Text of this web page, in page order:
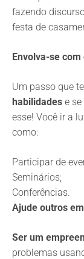
fazendo
festa de
Envolva-se
Um passo que
habilidades e
esse! Você ir a
como:
Participar de
Seminários;
Conferências.
Ajude outros
Ser um
problemas